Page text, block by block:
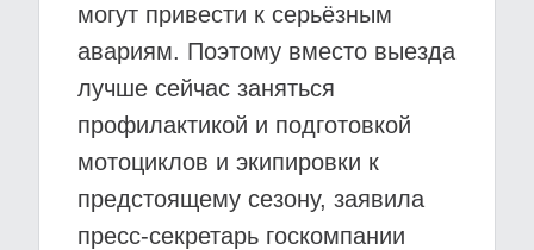
могут привести к серьёзным
авариям. Поэтому вместо выезда
лучше сейчас заняться
профилактикой и подготовкой
мотоциклов и экипировки к
предстоящему сезону, заявила
пресс-секретарь госкомпании